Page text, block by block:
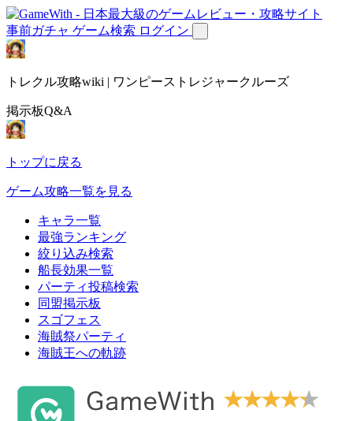
事前ガチャ ゲーム検索 ログイン
トレクル攻略wiki | ワンピーストレジャークルーズ
掲示板Q&A
トップに戻る
ゲーム攻略一覧を見る
キャラ一覧
最強ランキング
絞り込み検索
船長効果一覧
パーティ投稿検索
同盟掲示板
スゴフェス
海賊祭パーティ
海賊王への軌跡